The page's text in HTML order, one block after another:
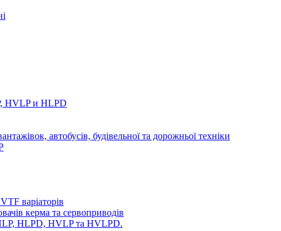
HVLP и HLPD
автобусів, будівельної та дорожньої техніки
варіаторів
керма та сервоприводів
HLPD, HVLP та HVLPD.